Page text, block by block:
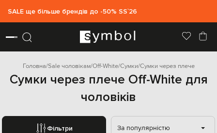
SALE ще більше брендів до -50% SS`26
Головна Sale чоловікам Off-White Сумки Сумки через плече
Сумки через плече Off-White для
чоловіків
Фільтри За популярністю